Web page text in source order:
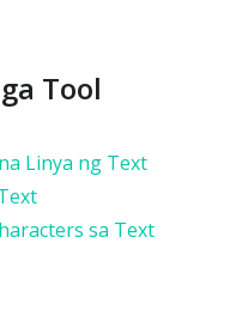
Tool
Linya ng Text
sa Text